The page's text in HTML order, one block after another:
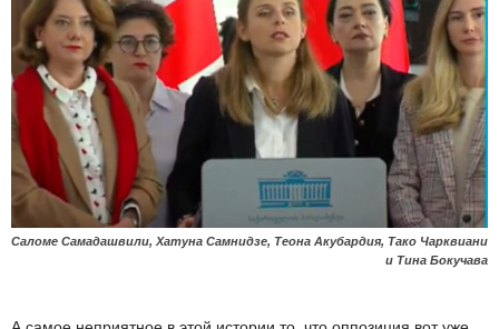
Саломе Самадашвили, Хатуна Самнидзе, Теона Акубардия, Тако Чарквиани
и Тина Бокучава